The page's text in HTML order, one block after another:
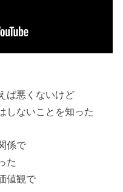
ば悪くないけど
ないことを知った
係で
た
値観で